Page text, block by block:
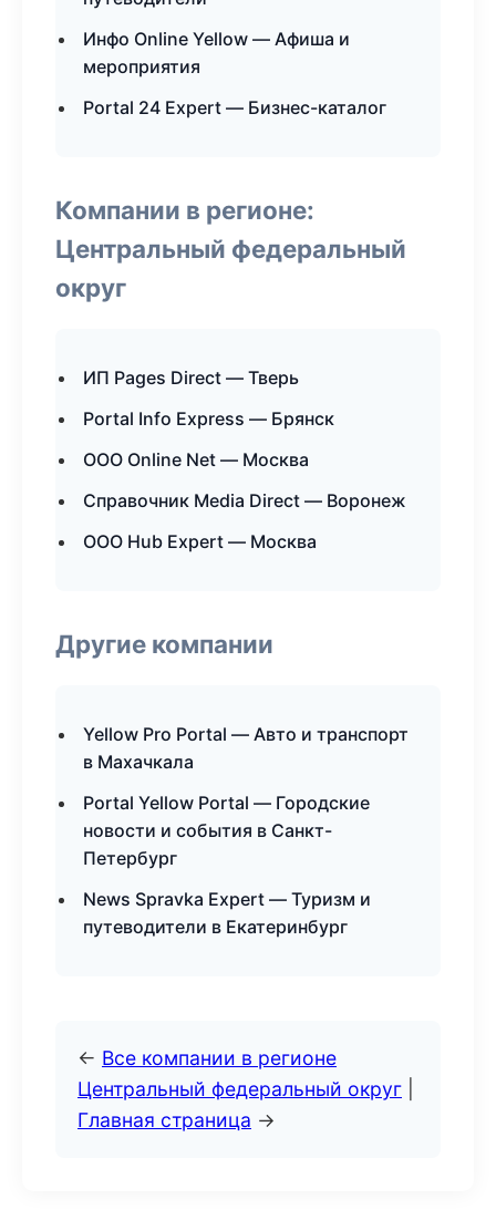
Инфо Online Yellow — Афиша и
мероприятия
Portal 24 Expert — Бизнес-каталог
Компании в регионе:
Центральный федеральный
округ
ИП Pages Direct — Тверь
Portal Info Express — Брянск
ООО Online Net — Москва
Справочник Media Direct — Воронеж
ООО Hub Expert — Москва
Другие компании
Yellow Pro Portal — Авто и транспорт
в Махачкала
Portal Yellow Portal — Городские
новости и события в Санкт-
Петербург
News Spravka Expert — Туризм и
путеводители в Екатеринбург
← Все компании в регионе
Центральный федеральный округ
Главная страница →